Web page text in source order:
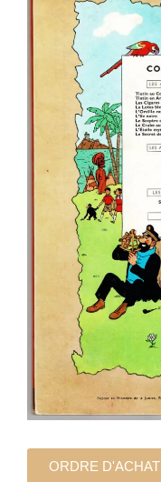
ORDRE D'ACHAT